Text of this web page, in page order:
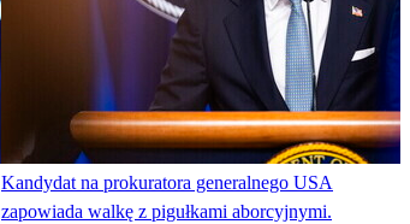
Kandydat na prokuratora generalnego USA
zapowiada walkę z pigułkami aborcyjnymi.